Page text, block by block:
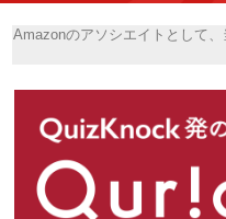
Amazonのアソシエイトとして